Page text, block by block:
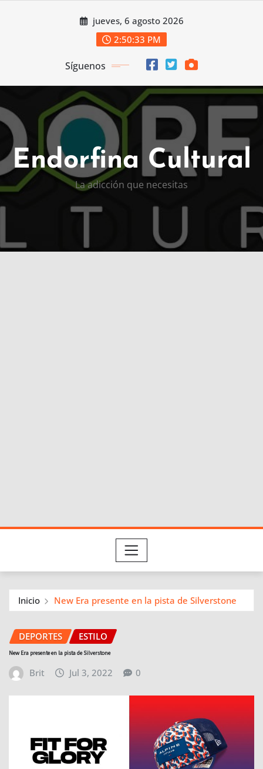
jueves, 6 agosto 2026
2:50:34 PM
Síguenos
Endorfina Cultural
La adicción que necesitas
Inicio New Era presente en la pista de Silverstone
DEPORTES ESTILO
New Era presente en la pista de Silverstone
Brit Jul 3, 2022 0